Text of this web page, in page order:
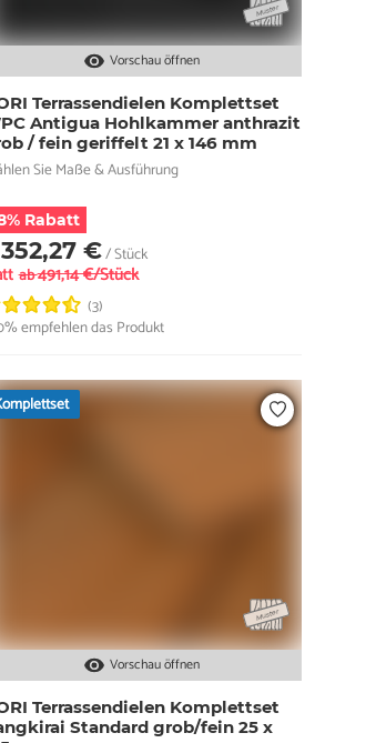
Vorschau öffnen
Terrassendielen Komplettset
Antigua Hohlkammer anthrazit
/ fein geriffelt 21 x 146 mm
Sie Maße & Ausführung
Rabatt
352,27 €/ Stück
ab491,14 €/Stück
(3)
empfehlen das Produkt
Vorschau öffnen
Terrassendielen Komplettset
Standard grob/fein 25 x